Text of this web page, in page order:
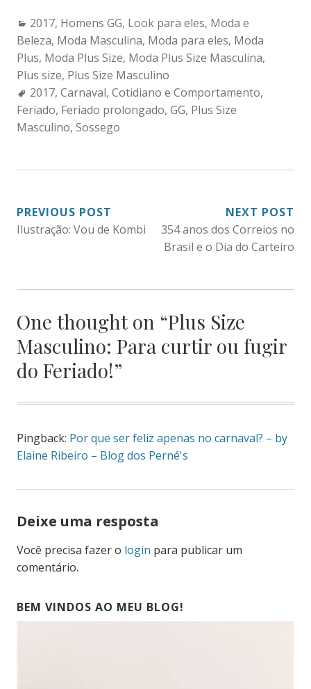
Categories:
2017, Homens GG, Look para eles, Moda e
Beleza, Moda Masculina, Moda para eles, Moda
Plus, Moda Plus Size, Moda Plus Size Masculina,
Plus size, Plus Size Masculino
Tags:
2017, Carnaval, Cotidiano e Comportamento,
Feriado, Feriado prolongado, GG, Plus Size
Masculino, Sossego
NAVEGAÇÃO
DE
PREVIOUS POST
Ilustração: Vou de Kombi
NEXT POST
354 anos dos Correios no
Brasil e o Dia do Carteiro
One thought on “Plus Size
Masculino: Para curtir ou fugir
do Feriado!”
Pingback: Por que ser feliz apenas no carnaval? – by
Elaine Ribeiro – Blog dos Perné's
Deixe uma resposta
Você precisa fazer o login para publicar um
comentário.
BEM VINDOS AO MEU BLOG!